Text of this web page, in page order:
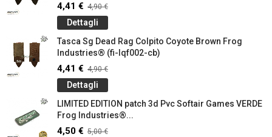
4,41 € 4,90 €
Dettagli
Tasca Sg Dead Rag Colpito Coyote Brown Frog
Industries® (fi-lqf002-cb)
4,41 € 4,90 €
Dettagli
LIMITED EDITION patch 3d Pvc Softair Games VERDE
Frog Industries®...
4,50 € 5,00 €